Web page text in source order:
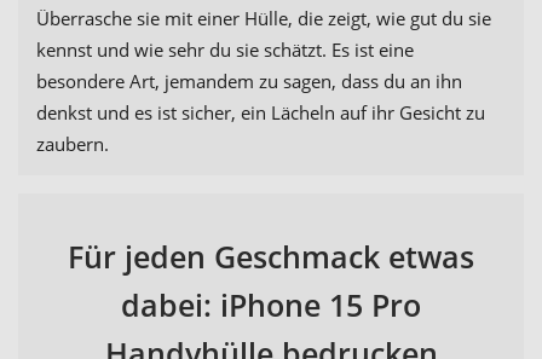
Überrasche sie mit einer Hülle, die zeigt, wie gut du sie
kennst und wie sehr du sie schätzt. Es ist eine
besondere Art, jemandem zu sagen, dass du an ihn
denkst und es ist sicher, ein Lächeln auf ihr Gesicht zu
zaubern.
Für jeden Geschmack etwas
dabei: iPhone 15 Pro